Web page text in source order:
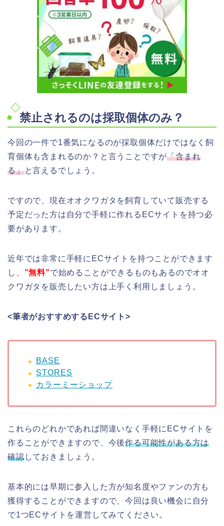
禁止されるのは採取個体のみ？
今回の一件で1番気になるのが採取個体だけではなく飼
育個体も含まれるのか？と言うことですが「含まれ
る」と言えるでしょう。
ですので、現在オオクワガタを飼育していて販売する
予定だった方は自分で手軽に作れるECサイトを持つ必
要があります。
近年では非常に手軽にECサイトを持つことができます
し、 ”無料”で始めることができるものもあるのでオオ
クワガタを販売したい方は上手く利用しましょう。
<筆者がおすすめするECサイト>
BASE
STORES
カラーミーショップ
これらのどれかであれば間違いなく手軽にECサイトを
作ることができますので、今後作る可能性がある方は
確認しておきましょう。
基本的には早期に参入した方が知名度やファンの方も
獲得することができますので、今回は良い機会に自分
で1つECサイトを運営してみてください。